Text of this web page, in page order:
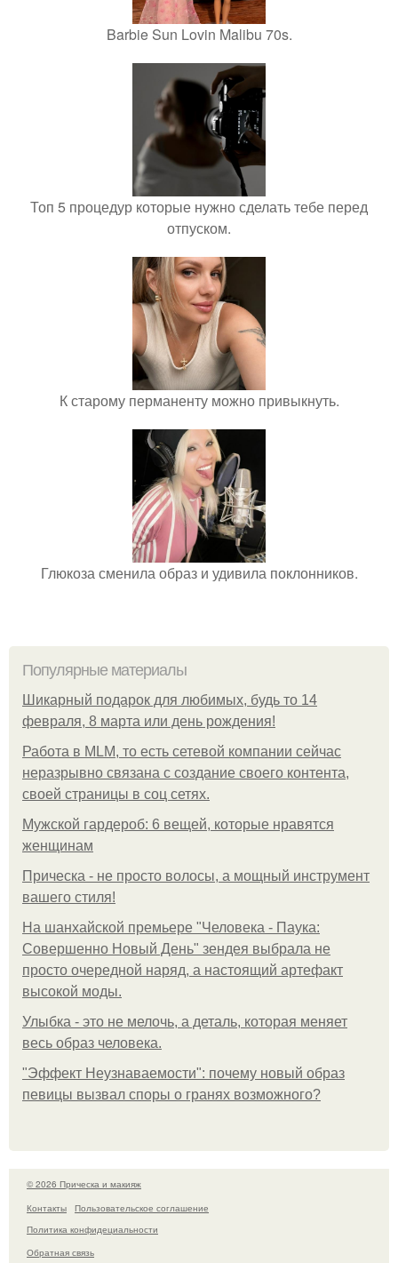
Barbie Sun Lovin Malibu 70s.
Топ 5 процедур которые нужно сделать тебе перед
отпуском.
К старому перманенту можно привыкнуть.
Глюкоза сменила образ и удивила поклонников.
Популярные материалы
Шикарный подарок для любимых, будь то 14
февраля, 8 марта или день рождения!
Работа в MLM, то есть сетевой компании сейчас
неразрывно связана с создание своего контента,
своей страницы в соц сетях.
Мужской гардероб: 6 вещей, которые нравятся
женщинам
Прическа - не просто волосы, а мощный инструмент
вашего стиля!
На шанхайской премьере "Человека - Паука:
Совершенно Новый День" зендея выбрала не
просто очередной наряд, а настоящий артефакт
высокой моды.
Улыбка - это не мелочь, а деталь, которая меняет
весь образ человека.
"Эффект Неузнаваемости": почему новый образ
певицы вызвал споры о гранях возможного?
© 2026 Прическа и макияж
Контакты
Пользовательское соглашение
Политика конфидециальности
Обратная связь